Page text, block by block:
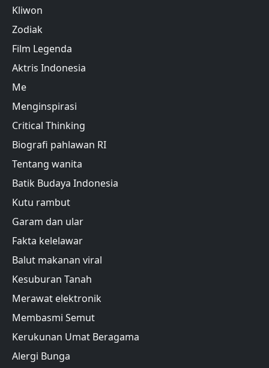
Kliwon
Zodiak
Film Legenda
Aktris Indonesia
Me
Menginspirasi
Critical Thinking
Biografi pahlawan RI
Tentang wanita
Batik Budaya Indonesia
Kutu rambut
Garam dan ular
Fakta kelelawar
Balut makanan viral
Kesuburan Tanah
Merawat elektronik
Membasmi Semut
Kerukunan Umat Beragama
Alergi Bunga